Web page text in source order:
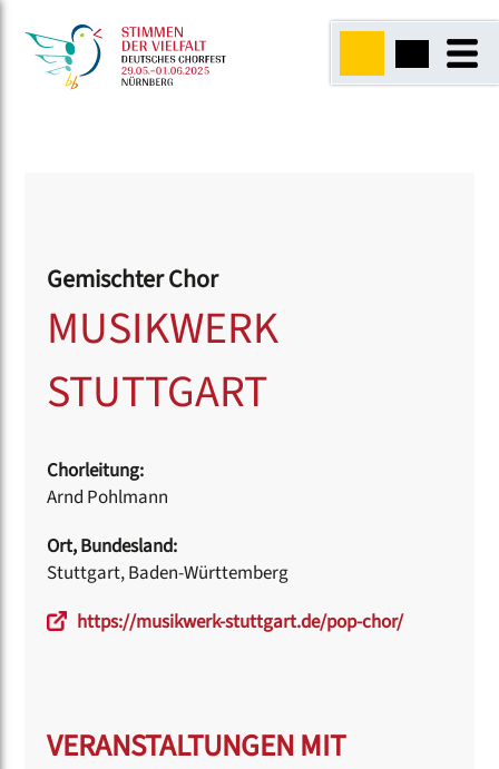
Gemischter Chor
MUSIKWERK
STUTTGART
Chorleitung:
Arnd Pohlmann
Ort, Bundesland:
Stuttgart, Baden-Württemberg
https://musikwerk-stuttgart.de/pop-chor/
VERANSTALTUNGEN MIT